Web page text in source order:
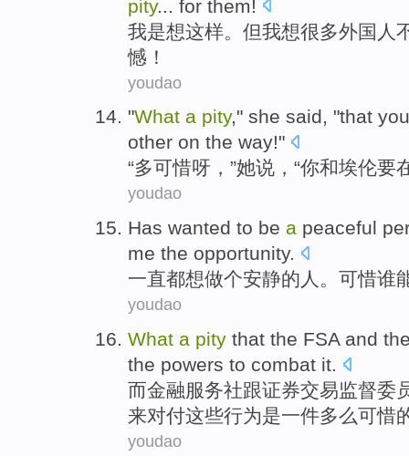
pity... for them!
我是想这样。 但我想很多外国人
憾！
youdao
"What a pity," she said, "that you
other on the way!"
“多可惜呀，”她说 ，“你和埃伦要
youdao
Has wanted to be a peaceful
me the opportunity.
一直都想做个安静的 人 。 可惜谁
youdao
What a pity that the FSAand
the powers to combat it.
而金融服务社跟证券交易监督委
来对付这些行为是一件多么可惜
youdao